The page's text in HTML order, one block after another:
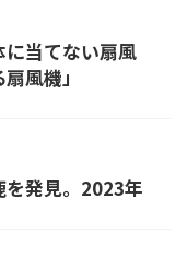
当てない扇風
風機」
発見。2023年